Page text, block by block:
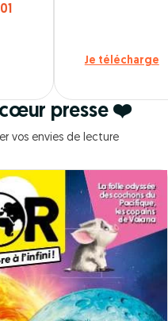
01
Je télécharge
cœur presse ❤️
vos envies de lecture